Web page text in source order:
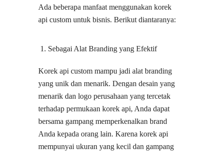
Ada beberapa manfaat menggunakan korek
api custom untuk bisnis. Berikut diantaranya:
Sebagai Alat Branding yang Efektif
Korek api custom mampu jadi alat branding
yang unik dan menarik. Dengan desain yang
menarik dan logo perusahaan yang tercetak
terhadap permukaan korek api, Anda dapat
bersama gampang memperkenalkan brand
Anda kepada orang lain. Karena korek api
mempunyai ukuran yang kecil dan gampang